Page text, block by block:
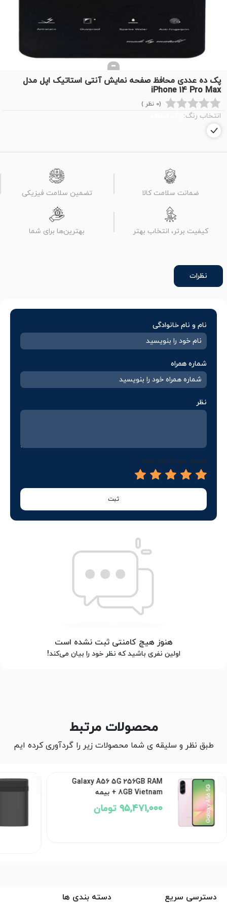
پک ده عددی محافظ صفحه نمایش آنتی استاتیک اپل مدل
iPhone 14 Pro Max
(0 نظر )
انتخاب رنگ:
ضمانت سلامت کالا تضمین سلامت فیزیکی
کیفیت برتر، انتخاب بهتر بهترین‌ها برای شما
نظرات
نام و نام خانوادگی
شماره همراه
نظر
امتیاز خود را وارد کنید
ثبت
هنوز هیچ کامنتی ثبت نشده است
اولین نفری باشید که نظر خود را بیان می‌کند!
محصولات مرتبط
طبق نظر و سلیقه ی شما محصولات زیر را گردآوری کرده ایم
Galaxy A56 5G 256GB RAM
8GB Vietnam + بیمه
95,471,000 تومان
دسترسی سریع دسته بندی ها